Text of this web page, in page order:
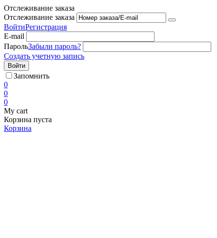
Отслеживание заказа
Отслеживание заказа
ВойтиРегистрация
E-mail
ПарольЗабыли пароль?
Создать учетную запись
Войти
Запомнить
0
0
0
My cart
Корзина пуста
Корзина